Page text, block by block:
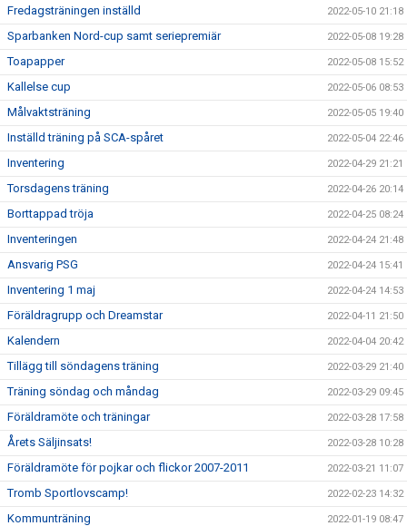
Fredagsträningen inställd 2022-05-10 21:18
Sparbanken Nord-cup samt seriepremiär 2022-05-08 19:28
Toapapper 2022-05-08 15:52
Kallelse cup 2022-05-06 08:53
Målvaktsträning 2022-05-05 19:40
Inställd träning på SCA-spåret 2022-05-04 22:46
Inventering 2022-04-29 21:21
Torsdagens träning 2022-04-26 20:14
Borttappad tröja 2022-04-25 08:24
Inventeringen 2022-04-24 21:48
Ansvarig PSG 2022-04-24 15:41
Inventering 1 maj 2022-04-24 14:53
Föräldragrupp och Dreamstar 2022-04-11 21:50
Kalendern 2022-04-04 20:42
Tillägg till söndagens träning 2022-03-29 21:40
Träning söndag och måndag 2022-03-29 09:45
Föräldramöte och träningar 2022-03-28 17:58
Årets Säljinsats! 2022-03-28 10:28
Föräldramöte för pojkar och flickor 2007-2011 2022-03-21 11:07
Tromb Sportlovscamp! 2022-02-23 14:32
Kommunträning 2022-01-19 08:47